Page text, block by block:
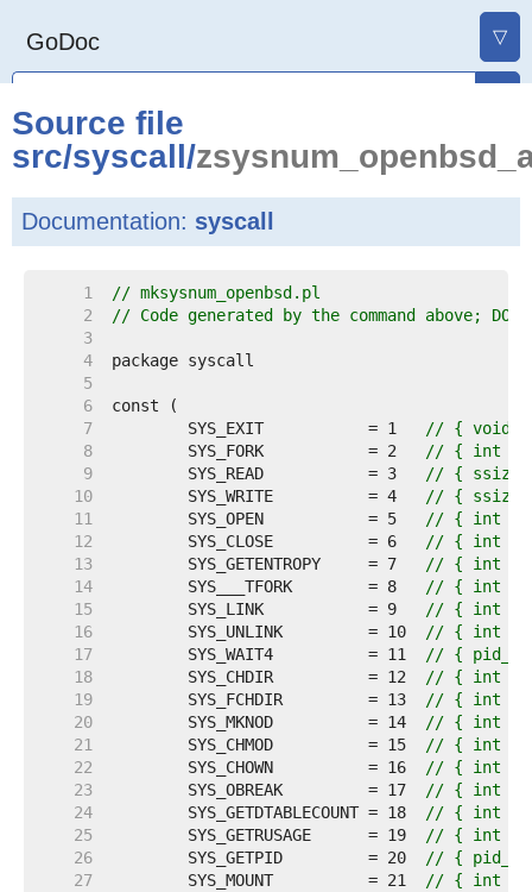
GoDoc ▽
Source file
src/syscall/
Documentation: syscall
     1
// mksysnum_openbsd.pl
     2
// Code generated by the command above; DO
     3
     4
     5
     6
     7
	SYS_EXIT           = 1
// { void
     8
	SYS_FORK           = 2
// { int
     9
	SYS_READ           = 3
// {
    10
	SYS_WRITE          = 4
// {
    11
	SYS_OPEN           = 5
// { int
    12
	SYS_CLOSE          = 6
// { int
    13
	SYS_GETENTROPY     = 7
// { int
    14
	SYS___TFORK        = 8
// { int
    15
	SYS_LINK           = 9
// { int
    16
	SYS_UNLINK         = 10
// { int
    17
	SYS_WAIT4          = 11
// { pid_t
    18
	SYS_CHDIR          = 12
// { int
    19
	SYS_FCHDIR         = 13
// { int
    20
	SYS_MKNOD          = 14
// { int
    21
	SYS_CHMOD          = 15
// { int
    22
	SYS_CHOWN          = 16
// { int
    23
	SYS_OBREAK         = 17
// { int
    24
	SYS_GETDTABLECOUNT = 18
// { int
    25
	SYS_GETRUSAGE      = 19
// { int
    26
	SYS_GETPID         = 20
// { pid_t
    27
	SYS_MOUNT          = 21
// { int